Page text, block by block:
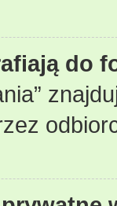
do